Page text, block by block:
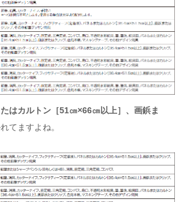
はカルトン［51㎝×66㎝以上］、画鋲ま
てますよね。